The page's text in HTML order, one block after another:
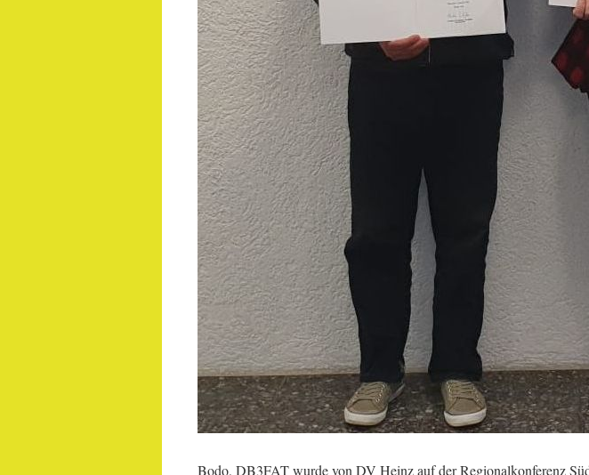
Bodo, DB3FAT wurde von DV Heinz auf der Regionalkonferenz